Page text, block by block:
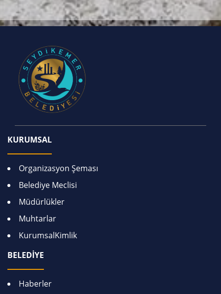
KURUMSAL
Organizasyon Şeması
Belediye Meclisi
Müdürlükler
Muhtarlar
KurumsalKimlik
BELEDİYE
Haberler